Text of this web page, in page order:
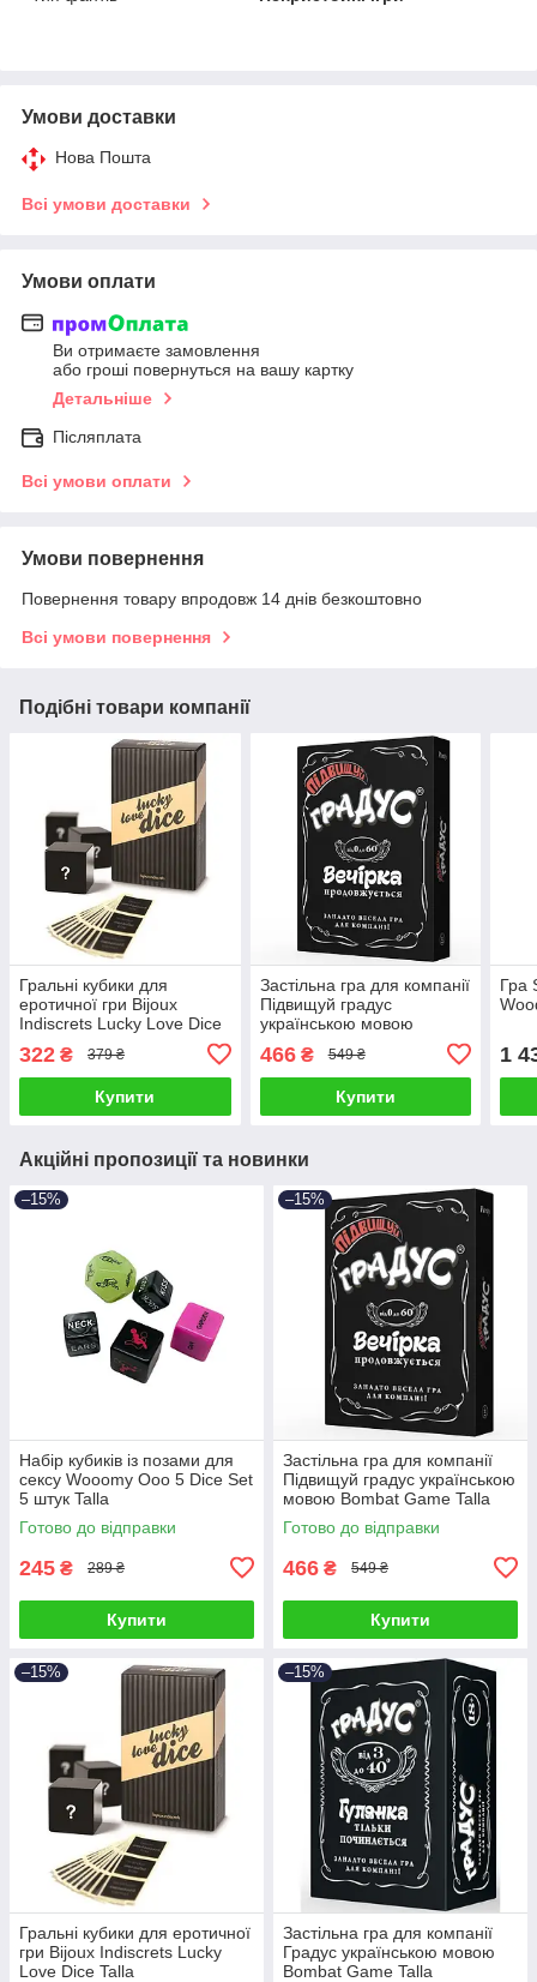
Умови доставки
Нова Пошта
Всі умови доставки
Умови оплати
Ви отримаєте замовлення
або гроші повернуться на вашу картку
Детальніше
Післяплата
Всі умови оплати
Умови повернення
Повернення товару впродовж 14 днів безкоштовно
Всі умови повернення
Подібні товари компанії
Гральні кубики для
еротичної гри Bijoux
Indiscrets Lucky Love Dice
322 ₴ 379 ₴
Купити
Застільна гра для компанії
Підвищуй градус
українською мовою
466₴ 549 ₴
Купити
Гра
1
Акційні пропозиції та новинки
–15%
Набір кубиків із позами для
сексу Wooomy Ooo 5 Dice Set
5 штук Talla
Готово до відправки
245 ₴ 289 ₴
Купити
–15%
Застільна гра для компанії
Підвищуй градус українською
мовою Bombat Game Talla
Готово до відправки
466 ₴ 549 ₴
Купити
–15%
Гральні кубики для еротичної
гри Bijoux Indiscrets Lucky
Love Dice Talla
–15%
Застільна гра для компанії
Градус українською мовою
Bombat Game Talla